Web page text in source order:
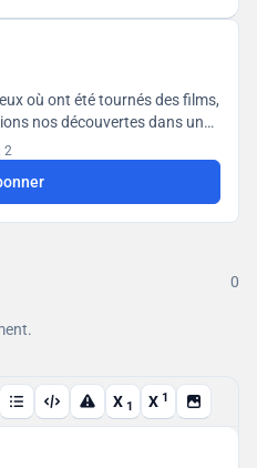
où ont été tournés des films,
nos découvertes dans une
à tous les utilisateurs.
2
0
X 1 X 1